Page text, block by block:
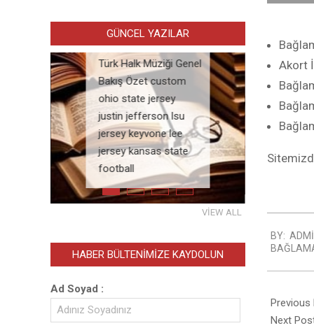
Akort
10-
17
BY:
Previous
Next
GÜNCEL YAZILAR
TÜRK HALK
MÜZIĞI
Türk Halk Müziği Genel
Bakış Özet custom
ohio state jersey
justin jefferson lsu
jersey keyvone lee
jersey kansas state
football
HALK MÜZİĞİ’NDE NOTASYON
MÜZİĞİ’NDE NOTASYON PDF DOSYA
TÜRK HALK MÜZİĞİ GENEL
VIEW ALL
HABER BÜLTENIMIZE KAYDOLUN
Ad Soyad :